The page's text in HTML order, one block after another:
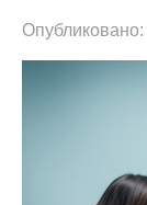
Опубликовано: